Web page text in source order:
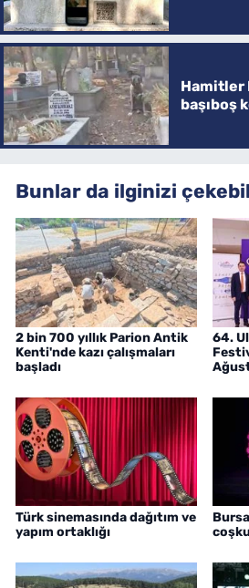
Hamitler
başıboş
Bunlar da ilginizi
2 bin 700 yıllık Parion Antik
Kenti'nde kazı çalışmaları
başladı
64.
Türk sinemasında dağıtım ve
yapım ortaklığı